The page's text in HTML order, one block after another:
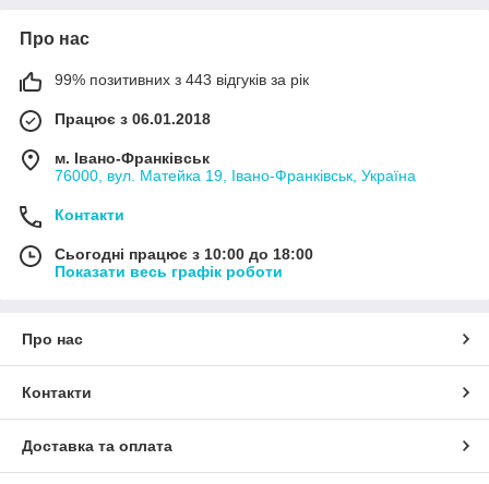
Про нас
99% позитивних з 443 відгуків за рік
Працює з 06.01.2018
м. Івано-Франківськ
76000, вул. Матейка 19, Івано-Франківськ, Україна
Контакти
Сьогодні працює з 10:00 до 18:00
Показати весь графік роботи
Про нас
Контакти
Доставка та оплата